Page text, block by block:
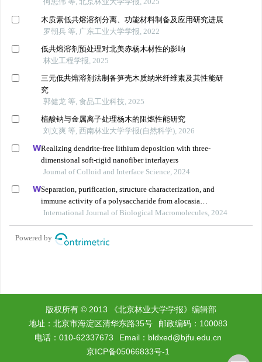
版权所有 © 2013 《北京林业大学学报》编辑部
地址：北京市海淀区清华东路35号
邮政编码：100083
电话：010-62337673
Email： bldxed@bjfu.edu.cn
京ICP备05066833号-1